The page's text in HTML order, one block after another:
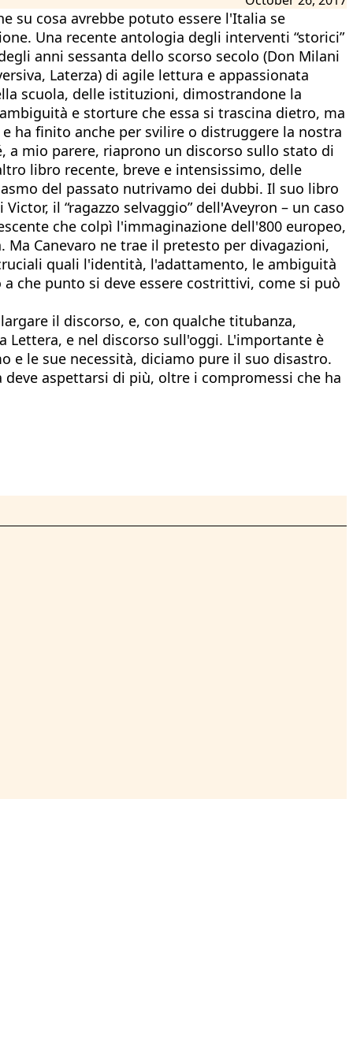
su cosa avrebbe potuto essere l'Italia se
Una recente antologia degli interventi “storici”
anni sessanta dello scorso secolo (Don Milani
Laterza) di agile lettura e appassionata
scuola, delle istituzioni, dimostrandone la
e storture che essa si trascina dietro, ma
ha finito anche per svilire o distruggere la nostra
a mio parere, riaprono un discorso sullo stato di
libro recente, breve e intensissimo, delle
del passato nutrivamo dei dubbi. Il suo libro
il “ragazzo selvaggio” dell'Aveyron – un caso
che colpì l'immaginazione dell'800 europeo,
Canevaro ne trae il pretesto per divagazioni,
quali l'identità, l'adattamento, le ambiguità
che punto si deve essere costrittivi, come si può
il discorso, e, con qualche titubanza,
Lettera, e nel discorso sull'oggi. L'importante è
e le sue necessità, diciamo pure il suo disastro.
aspettarsi di più, oltre i compromessi che ha